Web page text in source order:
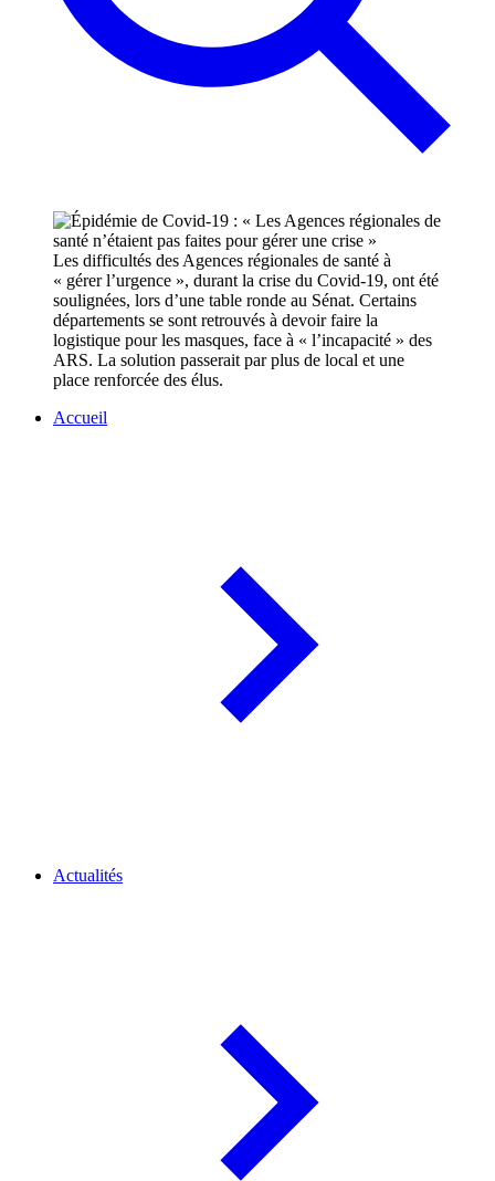
Les difficultés des Agences régionales de santé à
« gérer l’urgence », durant la crise du Covid-19, ont été
soulignées, lors d’une table ronde au Sénat. Certains
départements se sont retrouvés à devoir faire la
logistique pour les masques, face à « l’incapacité » des
ARS. La solution passerait par plus de local et une
place renforcée des élus.
Accueil
Actualités